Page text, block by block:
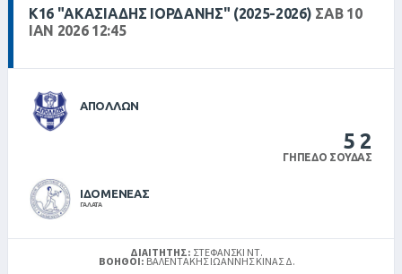
Κ16 "ΑΚΑΣΙΆΔΗΣ ΙΟΡΔΆΝΗΣ" (2025-2026) ΣΑΒ 10
ΙΑΝ 2026 12:45
ΑΠΟΛΛΩΝ
52
ΓΉΠΕΔΟ ΣΟΎΔΑΣ
ΙΔΟΜΕΝΕΑΣ
ΓΑΛΑΤΑ
ΔΙΑΙΤΗΤΉΣ: ΣΤΕΦΑΝΣΚΙ ΝΤ.
ΒΟΗΘΟΊ: ΒΑΛΕΝΤΆΚΗΣ ΙΩΆΝΝΗΣ ΚΙΝΑΣ Δ.